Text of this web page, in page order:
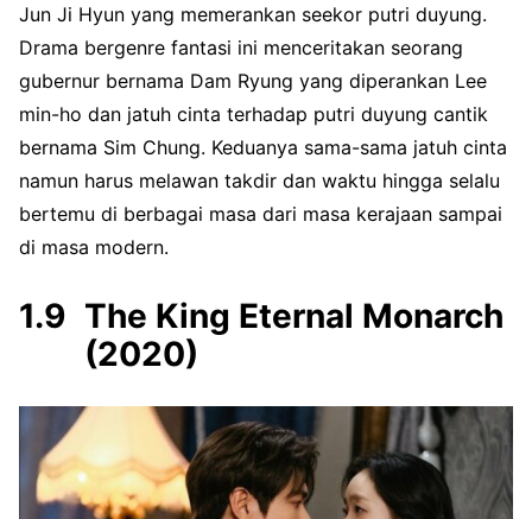
Jun Ji Hyun yang memerankan seekor putri duyung.
Drama bergenre fantasi ini menceritakan seorang
gubernur bernama Dam Ryung yang diperankan Lee
min-ho dan jatuh cinta terhadap putri duyung cantik
bernama Sim Chung. Keduanya sama-sama jatuh cinta
namun harus melawan takdir dan waktu hingga selalu
bertemu di berbagai masa dari masa kerajaan sampai
di masa modern.
The King Eternal Monarch
(2020)